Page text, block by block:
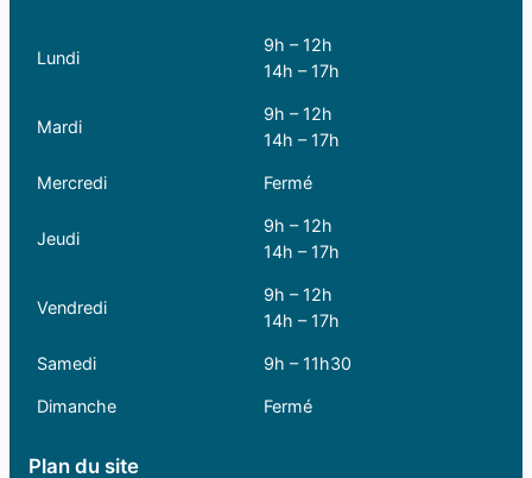
Lundi
9h – 12h
14h – 17h
Mardi
9h – 12h
14h – 17h
Mercredi Fermé
Jeudi
9h – 12h
14h – 17h
Vendredi
9h – 12h
14h – 17h
Samedi 9h – 11h30
Dimanche Fermé
Plan du site